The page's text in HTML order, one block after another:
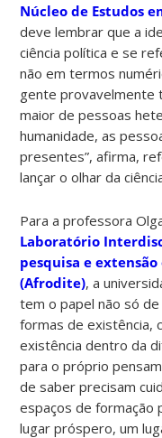
Núcleo de Estudos
deve lembrar que a
ciência política e se
não em termos
gente provavelmente
maior de pessoas
humanidade, as
presentes”, afirma,
lançar o olhar da
Para a professora
Laboratório
pesquisa e
(Afrodite), a
tem o papel não só
formas de existência,
existência dentro da
para o próprio
de saber precisam
espaços de formação
lugar próspero, um